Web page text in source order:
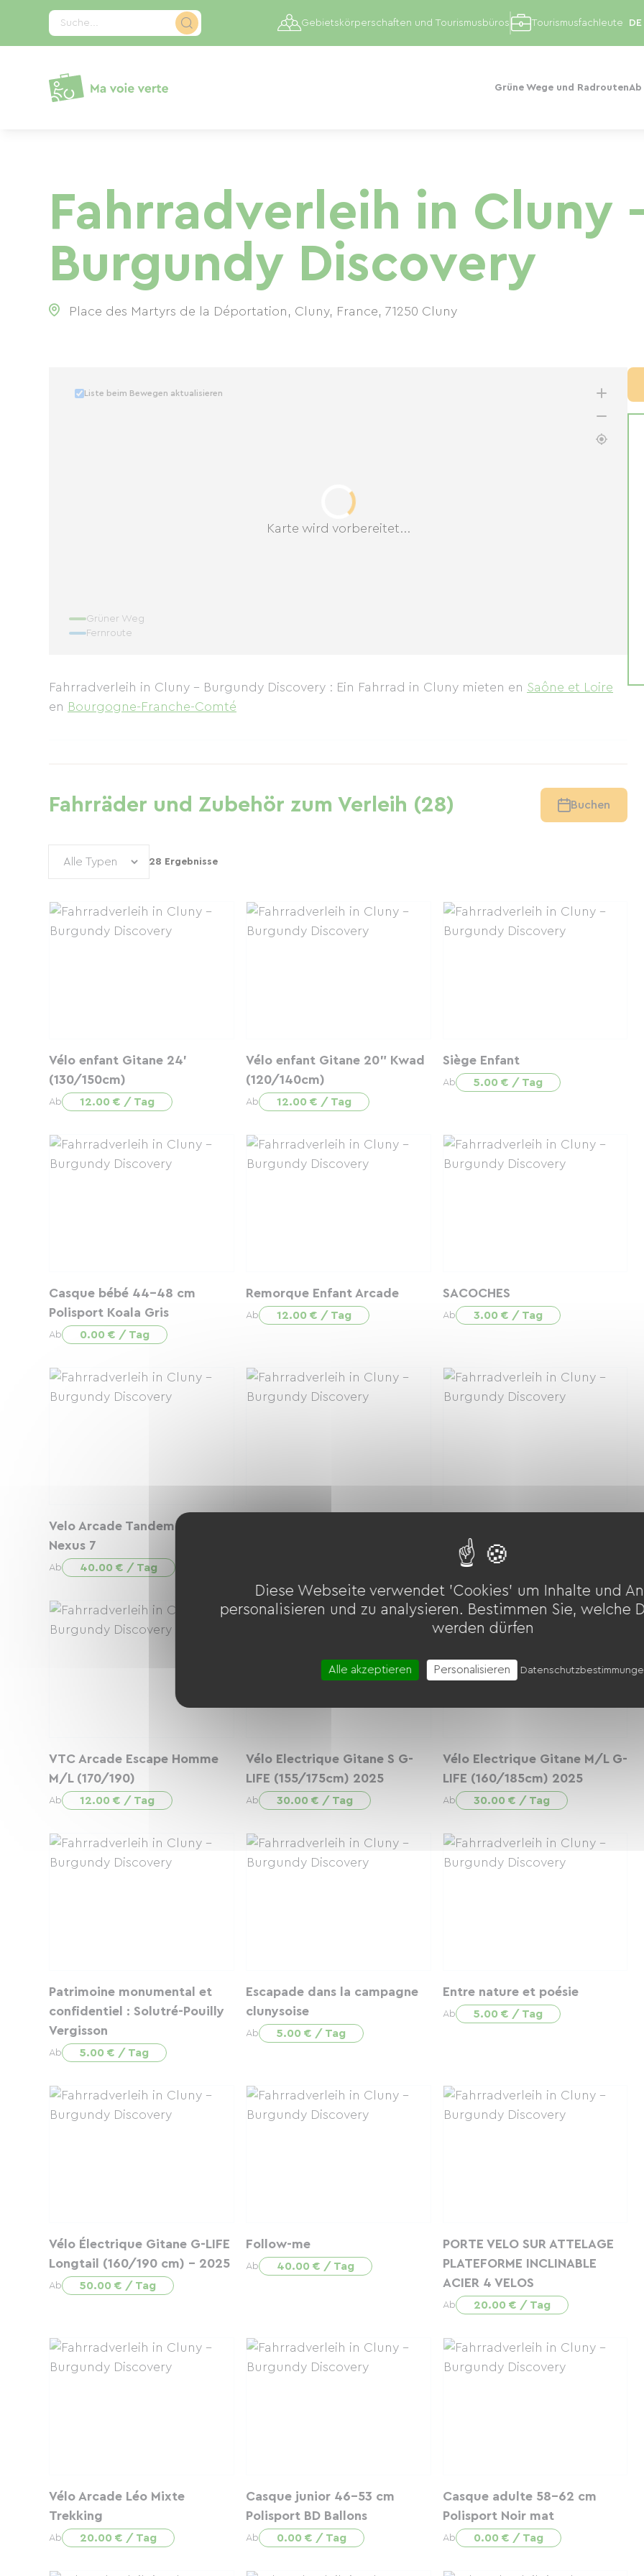
Suche...
Grüne Wege und Radrouten
Gebietskörperschaften und Tourismusbüros Tourismusfachleute
Fahrradverleih in Cluny
Burgundy Discovery
Place des Martyrs de la Déportation, Cluny, France, 71250 Cluny
Karte wird vorbereitet...
Liste beim Bewegen aktualisieren
Grüner Weg
Fernroute
Fahrradverleih in Cluny – Burgundy Discovery : Ein Fahrrad in Cluny mieten en Saône et Loire
en Bourgogne-Franche-Comté
Fahrräder und Zubehör zum Verleih (28) Buchen
28 Ergebnisse
Vélo enfant Gitane 24'
(130/150cm)
Ab 12.00 € / Tag
Vélo enfant Gitane 20" Kwad
(120/140cm)
Ab 12.00 € / Tag
Siège Enfant
Ab 5.00 € / Tag
Casque bébé 44-48 cm
Polisport Koala Gris
Ab 0.00 € / Tag
Remorque Enfant Arcade
Ab 12.00 € / Tag
SACOCHES
Ab 3.00 € / Tag
Velo Arcade Tandem Coffee
Nexus 7
Ab 40.00 € / Tag
S/M (155/175)
VTC Arcade Escape Homme
M/L (170/190)
Ab 12.00 € / Tag
Vélo Electrique Gitane S G-
LIFE (155/175cm) 2025
Ab 30.00 € / Tag
Vélo Electrique Gitane M/L G-
LIFE (160/185cm) 2025
Ab 30.00 € / Tag
Patrimoine monumental et
confidentiel : Solutré-Pouilly
Vergisson
Ab 5.00 € / Tag
Escapade dans la campagne
clunysoise
Ab 5.00 € / Tag
Entre nature et poésie
Ab 5.00 € / Tag
Vélo Électrique Gitane G-LIFE
Longtail (160/190 cm) – 2025
Ab 50.00 € / Tag
Follow-me
Ab 40.00 € / Tag
PORTE VELO SUR ATTELAGE
PLATEFORME INCLINABLE
ACIER 4 VELOS
Ab 20.00 € / Tag
Vélo Arcade Léo Mixte
Trekking
Ab 20.00 € / Tag
Casque junior 46-53 cm
Polisport BD Ballons
Ab 0.00 € / Tag
Casque adulte 58-62 cm
Polisport Noir mat
Ab 0.00 € / Tag
Cookie-Einstellungen
Diese Webseite verwendet 'Cookies' um Inhalte und
personalisieren und zu analysieren. Bestimmen Sie, welche
werden dürfen
Alle akzeptieren Personalisieren